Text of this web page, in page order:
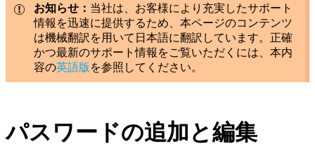
お知らせ： 当社は、お客様により充実したサポート
情報を迅速に提供するため、本ページのコンテンツ
は機械翻訳を用いて日本語に翻訳しています。正確
かつ最新のサポート情報をご覧いただくには、本内
容の英語版 を参照してください。
パスワードの追加と編集